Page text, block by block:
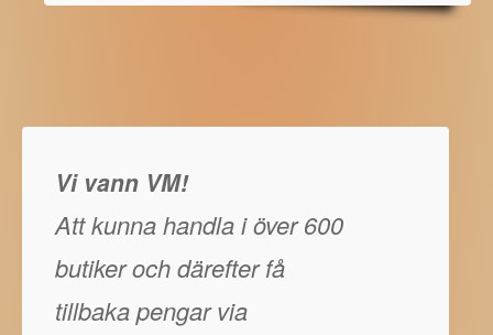
Vi vann VM!
Att kunna handla i över 600
butiker och därefter få
tillbaka pengar via